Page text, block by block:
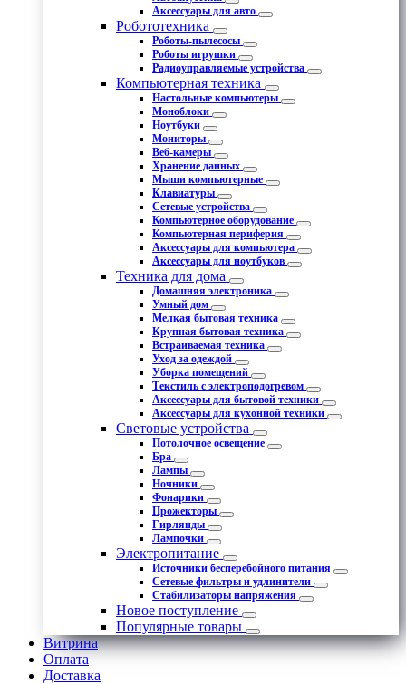
Аксессуары для авто
Робототехника
Роботы-пылесосы
Роботы игрушки
Радиоуправляемые устройства
Компьютерная техника
Настольные компьютеры
Моноблоки
Ноутбуки
Мониторы
Веб-камеры
Хранение данных
Мыши компьютерные
Клавиатуры
Сетевые устройства
Компьютерное оборудование
Компьютерная периферия
Аксессуары для компьютера
Аксессуары для ноутбуков
Техника для дома
Домашняя электроника
Умный дом
Мелкая бытовая техника
Крупная бытовая техника
Встраиваемая техника
Уход за одеждой
Уборка помещений
Текстиль с электроподогревом
Аксессуары для бытовой техники
Аксессуары для кухонной техники
Световые устройства
Потолочное освещение
Бра
Лампы
Ночники
Фонарики
Прожекторы
Гирлянды
Лампочки
Электропитание
Источники бесперебойного питания
Сетевые фильтры и удлинители
Стабилизаторы напряжения
Новое поступление
Популярные товары
Витрина
Оплата
Доставка